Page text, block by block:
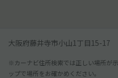
大阪府藤井寺市小山1丁目15-17
※カーナビ住所検索では正しい場所が
ップで場所をお確かめください。